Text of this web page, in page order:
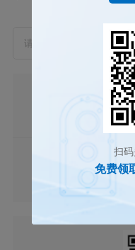
扫
免费领